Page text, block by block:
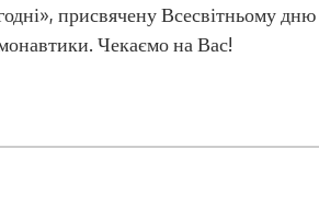
присвячену Всесвітньому дню
Чекаємо на Вас!